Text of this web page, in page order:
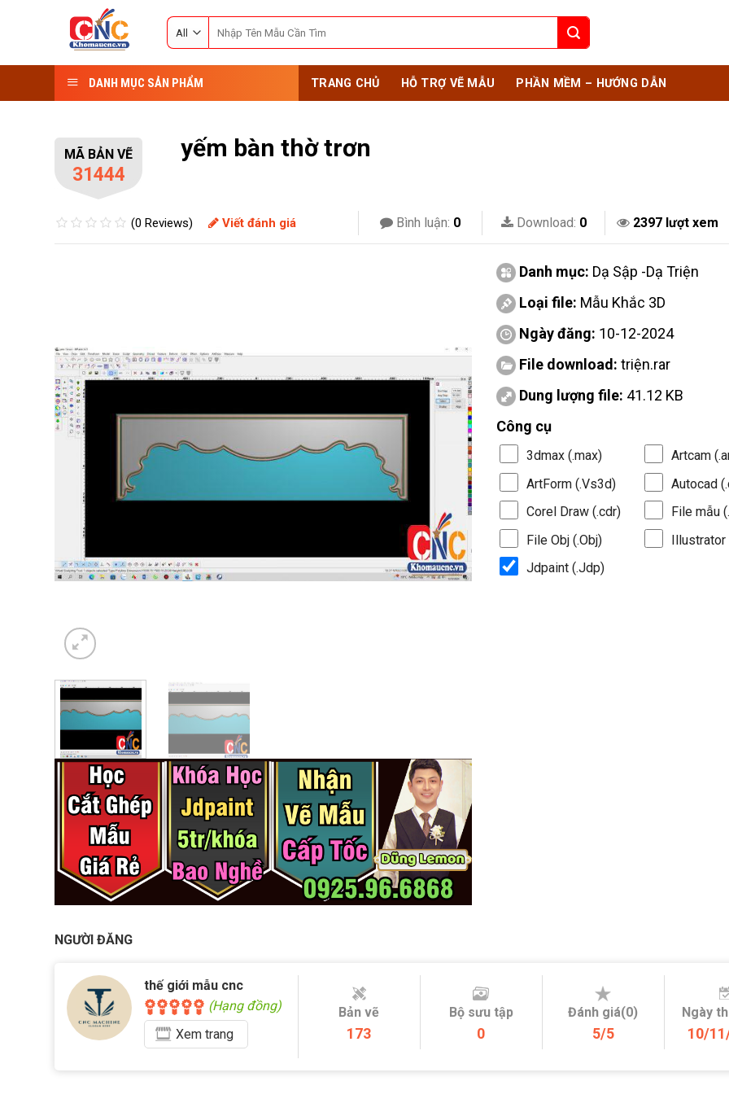
for:
DANH MỤC SẢN PHẨM TRANG CHỦ HỖ TRỢ VẼ MẪU PHẦN MỀM – HƯỚNG DẪN
MÃ BẢN VẼ
31444
yếm bàn thờ trơn
(0 Reviews) Viết đánh giá Bình luận: 0 Download: 0 2397 lượt xem
Danh mục: Dạ Sập -Dạ Triện
Loại file: Mẫu Khắc 3D
Ngày đăng: 10-12-2024
File download: triện.rar
Dung lượng file: 41.12 KB
Công cụ
3dmax (.max)
Artcam
ArtForm (.Vs3d)
Autocad
Corel Draw (.cdr)
File mẫu
File Obj (.Obj)
Illustrator
Jdpaint (.Jdp)
NGƯỜI ĐĂNG
thế giới mẫu cnc
(Hạng đồng)
Xem trang
Bản vẽ
173
Bộ sưu tập
0
Đánh giá(0)
5/5
Ngày
10/